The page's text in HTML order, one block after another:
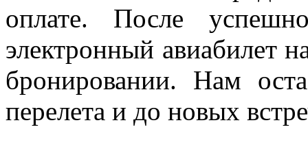
оплате. После
электронный авиабилет
бронировании. Нам
перелета и до новых